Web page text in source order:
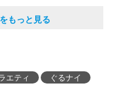
もっと見る
エティ ぐるナイ